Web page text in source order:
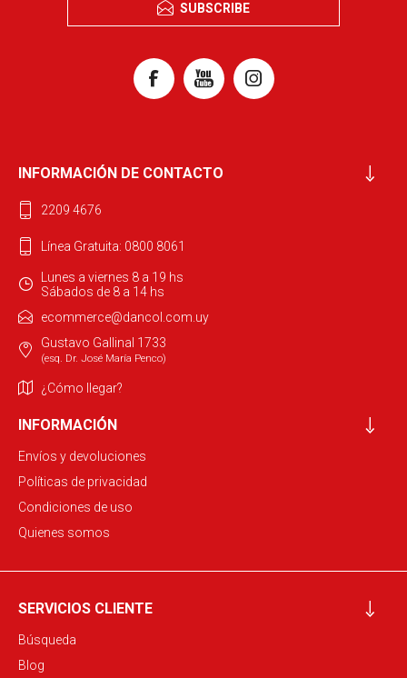
SUBSCRIBE
INFORMACIÓN DE CONTACTO
2209 4676
Línea Gratuita: 0800 8061
Lunes a viernes 8 a 19 hs
Sábados de 8 a 14 hs
ecommerce@dancol.com.uy
Gustavo Gallinal 1733
(esq. Dr. José María Penco)
¿Cómo llegar?
INFORMACIÓN
Envíos y devoluciones
Políticas de privacidad
Condiciones de uso
Quienes somos
SERVICIOS CLIENTE
Búsqueda
Blog